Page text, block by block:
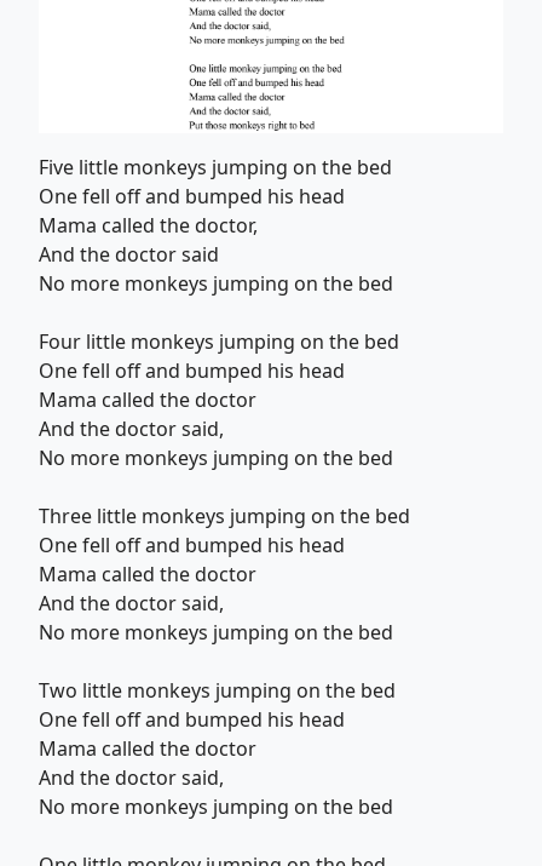
Five little monkeys jumping on the bed
One fell off and bumped his head
Mama called the doctor,
And the doctor said
No more monkeys jumping on the bed
Four little monkeys jumping on the bed
One fell off and bumped his head
Mama called the doctor
And the doctor said,
No more monkeys jumping on the bed
Three little monkeys jumping on the bed
One fell off and bumped his head
Mama called the doctor
And the doctor said,
No more monkeys jumping on the bed
Two little monkeys jumping on the bed
One fell off and bumped his head
Mama called the doctor
And the doctor said,
No more monkeys jumping on the bed